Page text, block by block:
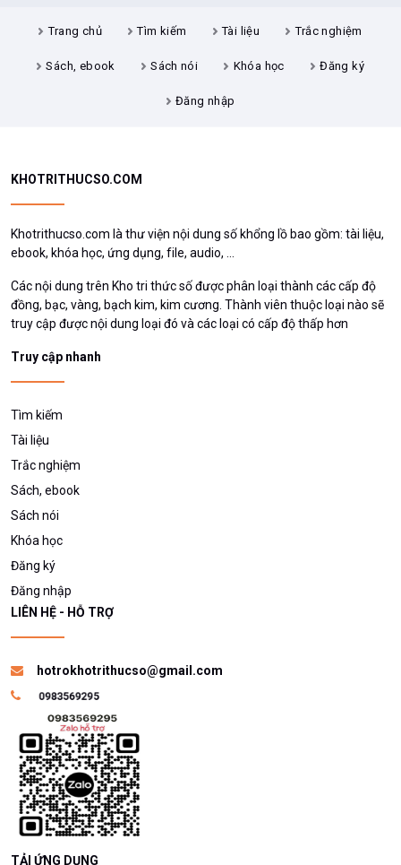
Trang chủ Tìm kiếm Tài liệu Trắc nghiệm
Sách, ebook Sách nói Khóa học Đăng ký
Đăng nhập
KHOTRITHUCSO.COM
Khotrithucso.com là thư viện nội dung số khổng lồ bao gồm: tài liệu,
ebook, khóa học, ứng dụng, file, audio, ...
Các nội dung trên Kho tri thức số được phân loại thành các cấp độ
đồng, bạc, vàng, bạch kim, kim cương. Thành viên thuộc loại nào sẽ
truy cập được nội dung loại đó và các loại có cấp độ thấp hơn
Truy cập nhanh
Tìm kiếm
Tài liệu
Trắc nghiệm
Sách, ebook
Sách nói
Khóa học
Đăng ký
Đăng nhập
LIÊN HỆ - HỖ TRỢ
hotrokhotrithucso@gmail.com
TẢI ỨNG DỤNG